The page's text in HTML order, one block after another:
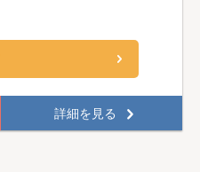
詳細を見る